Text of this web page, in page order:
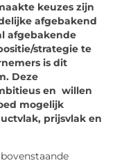
keuzes zijn
afgebakend
afgebakende
strategie te
is dit
Deze
en willen
mogelijk
prijsvlak en